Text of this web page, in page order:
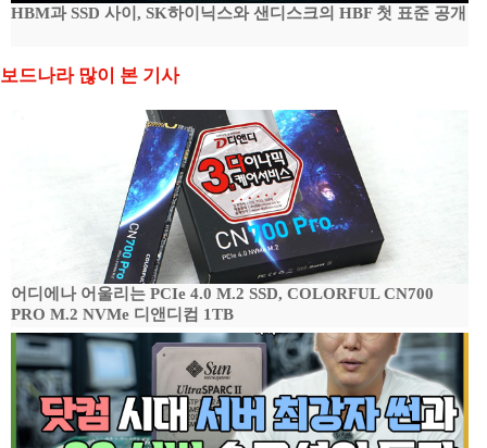
HBM과 SSD 사이, SK하이닉스와 샌디스크의 HBF 첫 표준 공개
보드나라 많이 본 기사
어디에나 어울리는 PCIe 4.0 M.2 SSD, COLORFUL CN700
PRO M.2 NVMe 디앤디컴 1TB